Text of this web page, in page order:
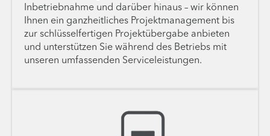
Inbetriebnahme und darüber hinaus – wir können
Ihnen ein ganzheitliches Projekt­management bis
zur schlüssel­fertigen Projektübergabe anbieten
und unterstützen Sie während des Betriebs mit
unseren umfassenden Serviceleistungen.